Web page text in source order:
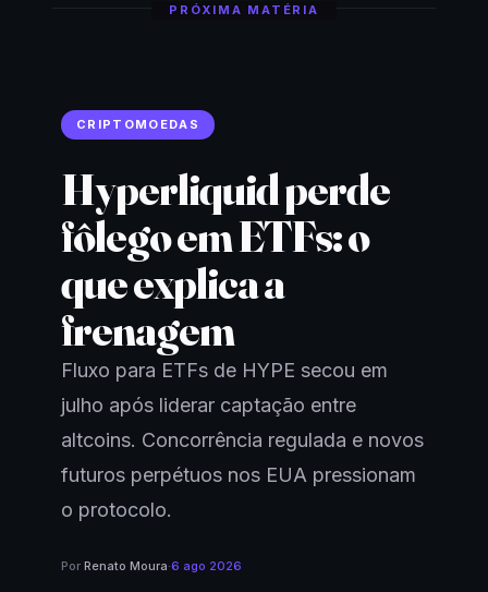
PRÓXIMA MATÉRIA
CRIPTOMOEDAS
Hyperliquid perde
fôlego em ETFs: o
que explica a
frenagem
Fluxo para ETFs de HYPE secou em
julho após liderar captação entre
altcoins. Concorrência regulada e novos
futuros perpétuos nos EUA pressionam
o protocolo.
Por Renato Moura·6 ago 2026